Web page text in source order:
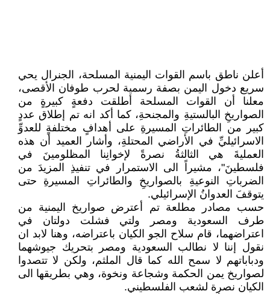
أعلن ناطق باسم القوات اليمنية المسلحة، الجنرال يحي
سريع دخول اليمن بصفة رسمية لحرب طوفان الأقصى،
معلنا أن القوات المسلحة أطلقت دفعةٍ كبيرةٍ من
الصواريخِ البالستيةِ والمجنحةِ، كما أكد انه تم إطلاق عددٍ
كبير من الطائراتِ المسيرةِ على أهدافٍ مختلفةٍ للعدوِّ
الاسرائيليِّ في الأراضي المحتلةِ، وأشار العميد أن هذه
العمليةَ هي الثالثةُ نصرةً لإخوانِنا المظلومينَ في
فلسطينَ"، مشيراً الى الاستمرار في تنفيذِ المزيدَ من
الضرباتِ النوعيةِ بالصواريخِ والطائراتِ المسيرةِ حتى
يتوقفَ العدوانُ الإسرائيلي.
حسب مصادر مطلعة تم أعترض صواريخ اليمنية من
طرف السعودية ومصر ولتي فشلت دولتان في
اعتراضهما، قام سلاح الجو الكيان باعتراضه، وهنا لابد ان
نقول إننا لا نطالب السعودية ومصر بتحريك جيوشهما
ودباباتهم لا سمح الله كما قال الملثم، ولكن لا تتصدوا
لصواريخ يمن الحكمة وشجاعة ونخوة، وهي بطريقها الى
الكيان نصرة لشعب الفلسطيني.